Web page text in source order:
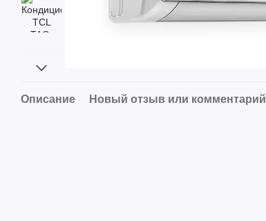
Описание Новый отзыв или комментарий